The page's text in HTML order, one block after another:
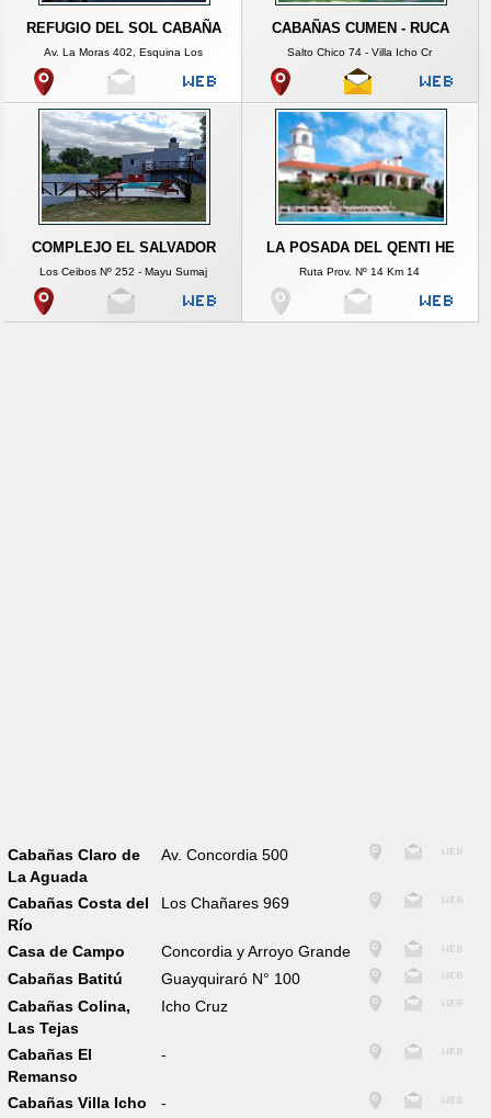
REFUGIO DEL SOL CABAÑA
Av. La Moras 402, Esquina Los
CABAÑAS CUMEN - RUCA
Salto Chico 74 - Villa Icho Cr
COMPLEJO EL SALVADOR
Los Ceibos Nº 252 - Mayu Sumaj
LA POSADA DEL QENTI HE
Ruta Prov. Nº 14 Km 14
Cabañas Claro de
La Aguada
Av. Concordia 500
Cabañas Costa del
Río
Los Chañares 969
Casa de Campo
Concordia y Arroyo Grande
Cabañas Batitú
Guayquiraró N° 100
Cabañas Colina,
Las Tejas
Icho Cruz
Cabañas El
Remanso
-
Cabañas Villa Icho
-